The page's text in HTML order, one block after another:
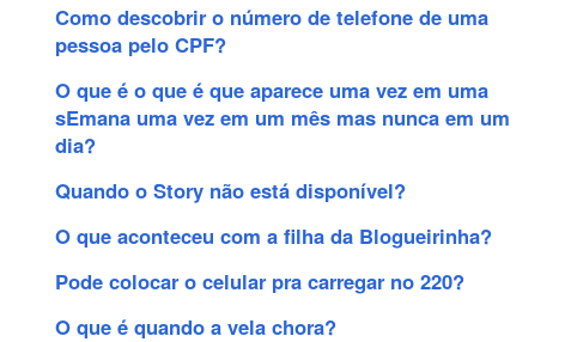
Como descobrir o número de telefone de uma
pessoa pelo CPF?
O que é o que é que aparece uma vez em uma
sEmana uma vez em um mês mas nunca em um
dia?
Quando o Story não está disponível?
O que aconteceu com a filha da Blogueirinha?
Pode colocar o celular pra carregar no 220?
O que é quando a vela chora?